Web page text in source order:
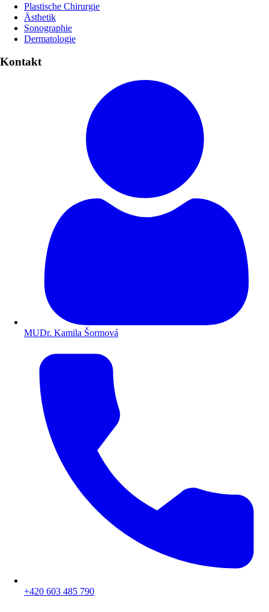
Plastische Chirurgie
Ästhetik
Sonographie
Dermatologie
Kontakt
MUDr. Kamila Šormová
+420 603 485 790